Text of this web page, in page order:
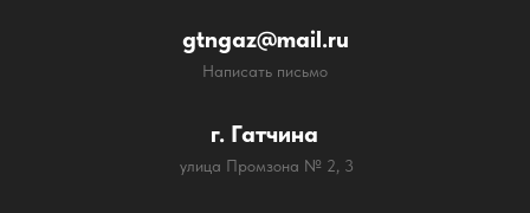
улица Промзона № 2, 3
gtngaz@mail.ru
г. Гатчина
Написать письмо